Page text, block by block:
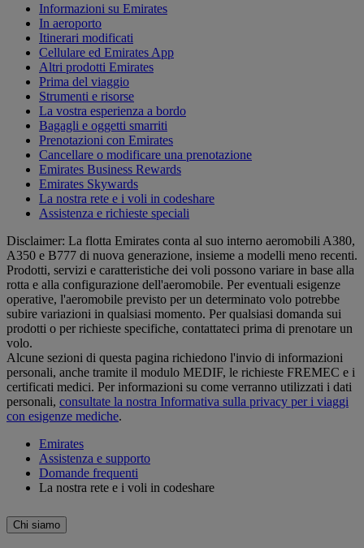
Informazioni su Emirates
In aeroporto
Itinerari modificati
Cellulare ed Emirates App
Altri prodotti Emirates
Prima del viaggio
Strumenti e risorse
La vostra esperienza a bordo
Bagagli e oggetti smarriti
Prenotazioni con Emirates
Cancellare o modificare una prenotazione
Emirates Business Rewards
Emirates Skywards
La nostra rete e i voli in codeshare
Assistenza e richieste speciali
Disclaimer: La flotta Emirates conta al suo interno aeromobili A380,
A350 e B777 di nuova generazione, insieme a modelli meno recenti.
Prodotti, servizi e caratteristiche dei voli possono variare in base alla
rotta e alla configurazione dell'aeromobile. Per eventuali esigenze
operative, l'aeromobile previsto per un determinato volo potrebbe
subire variazioni in qualsiasi momento. Per qualsiasi domanda sui
prodotti o per richieste specifiche, contattateci prima di prenotare un
volo.
Alcune sezioni di questa pagina richiedono l'invio di informazioni
personali, anche tramite il modulo MEDIF, le richieste FREMEC e i
certificati medici. Per informazioni su come verranno utilizzati i dati
personali, consultate la nostra Informativa sulla privacy per i viaggi
con esigenze mediche.
Emirates
Assistenza e supporto
Domande frequenti
La nostra rete e i voli in codeshare
Chi siamo